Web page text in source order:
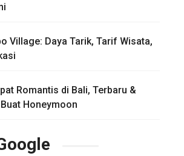
Village: Daya Tarik, Tarif Wisata,
Romantis di Bali, Terbaru &
Honeymoon